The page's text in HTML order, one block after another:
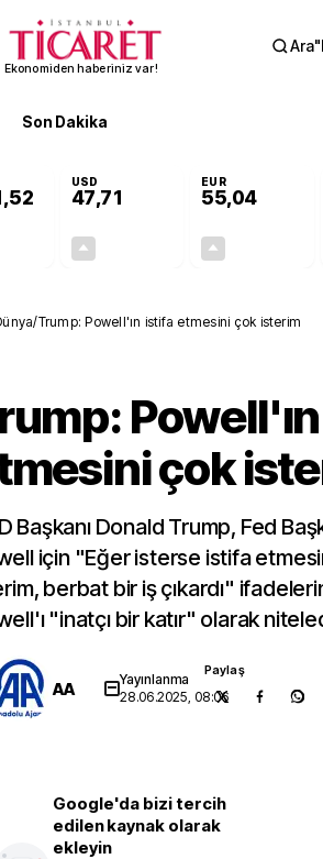
Ekonomiden haberiniz var!
Ara"
Son Dakika
USD
47,71
EUR
55,04
/Trump: Powell'ın istifa etmesini çok isterim
çok
Başkanı Donald Trump, Fed
için "Eğer isterse istifa
berbat bir iş çıkardı"
"inatçı bir katır" olarak
AA
Yayınlanma
28.06.2025, 08:06
Paylaş
Google'da bizi tercih
edilen kaynak olarak
ekleyin